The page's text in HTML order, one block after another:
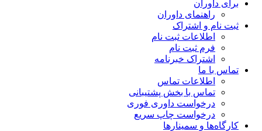
برای داوران
راهنمای داوران
ثبت نام و اشتراک
اطلاعات ثبت نام
فرم ثبت نام
اشتراک خبرنامه
تماس با ما
اطلاعات تماس
تماس با بخش پشتیبانی
درخواست داوری فوری
درخواست چاپ سریع
کارگاه‌ها و سمینارها